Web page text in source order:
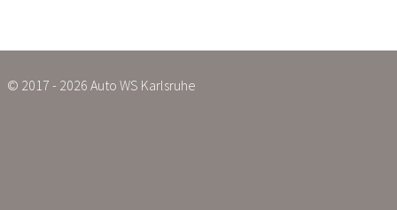
© 2017 - 2026 Auto WS Karlsruhe